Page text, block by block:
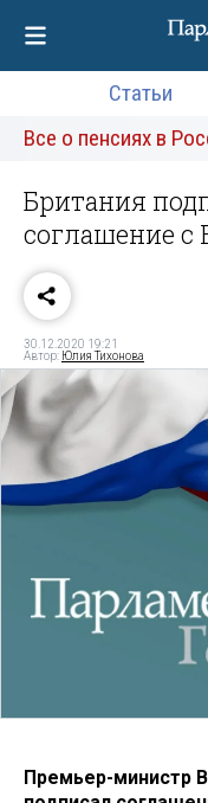
Статьи
Все о пенсиях в
Британия
соглашение с
30.12.2020 19:21
Автор: Юлия Тихонова
Премьер-министр